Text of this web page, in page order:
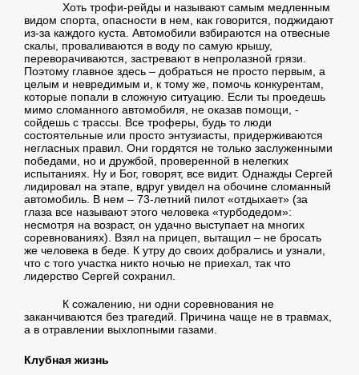
Хоть трофи-рейды и называют самым медленным
видом спорта, опасности в нем, как говорится, поджидают
из-за каждого куста. Автомобили взбираются на отвесные
скалы, проваливаются в воду по самую крышу,
переворачиваются, застревают в непролазной грязи.
Поэтому главное здесь – добраться не просто первым, а
целым и невредимым и, к тому же, помочь конкурентам,
которые попали в сложную ситуацию. Если ты проедешь
мимо сломанного автомобиля, не оказав помощи, -
сойдешь с трассы. Все троферы, будь то люди
состоятельные или просто энтузиасты, придерживаются
негласных правил. Они гордятся не только заслуженными
победами, но и дружбой, проверенной в нелегких
испытаниях. Ну и Бог, говорят, все видит. Однажды Сергей
лидировал на этапе, вдруг увидел на обочине сломанный
автомобиль. В нем – 73-летний пилот «отдыхает» (за
глаза все называют этого человека «турбодедом»:
несмотря на возраст, он удачно выступает на многих
соревнованиях). Взял на прицеп, вытащил – не бросать
же человека в беде. К утру до своих добрались и узнали,
что с того участка никто ночью не приехал, так что
лидерство Сергей сохранил.
К сожалению, ни одни соревнования не
заканчиваются без трагедий. Причина чаще не в травмах,
а в отравлении выхлопными газами.
Клубная жизнь